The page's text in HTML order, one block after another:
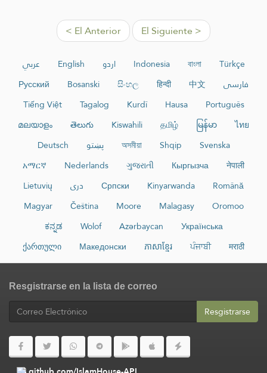
< El Anterior El Siguiente >
عربي English اردو Indonesia বাংলা
Türkçe
Русский
Bosanski සිංහල हिन्दी 中文
فارسی
Tiếng Việt
Tagalog Kurdî Hausa
Português
മലയാളം
తెలుగు Kiswahili தமிழ் မြန်မာ
ไทย
Deutsch
پښتو অসমীয়া Shqip
Svenska
አማርኛ
Nederlands ગુજરાતી Кыргызча
नेपाली
Lietuvių
دری Српски Kinyarwanda
Română
Magyar
Čeština Moore Malagasy
Oromoo
ಕನ್ನಡ
Wolof Azərbaycan
Українська
ქართული
Македонски ភាសាខ្មែរ ਪੰਜਾਬੀ मराठी
Resgistrarse en la lista de correo
Resgistrarse